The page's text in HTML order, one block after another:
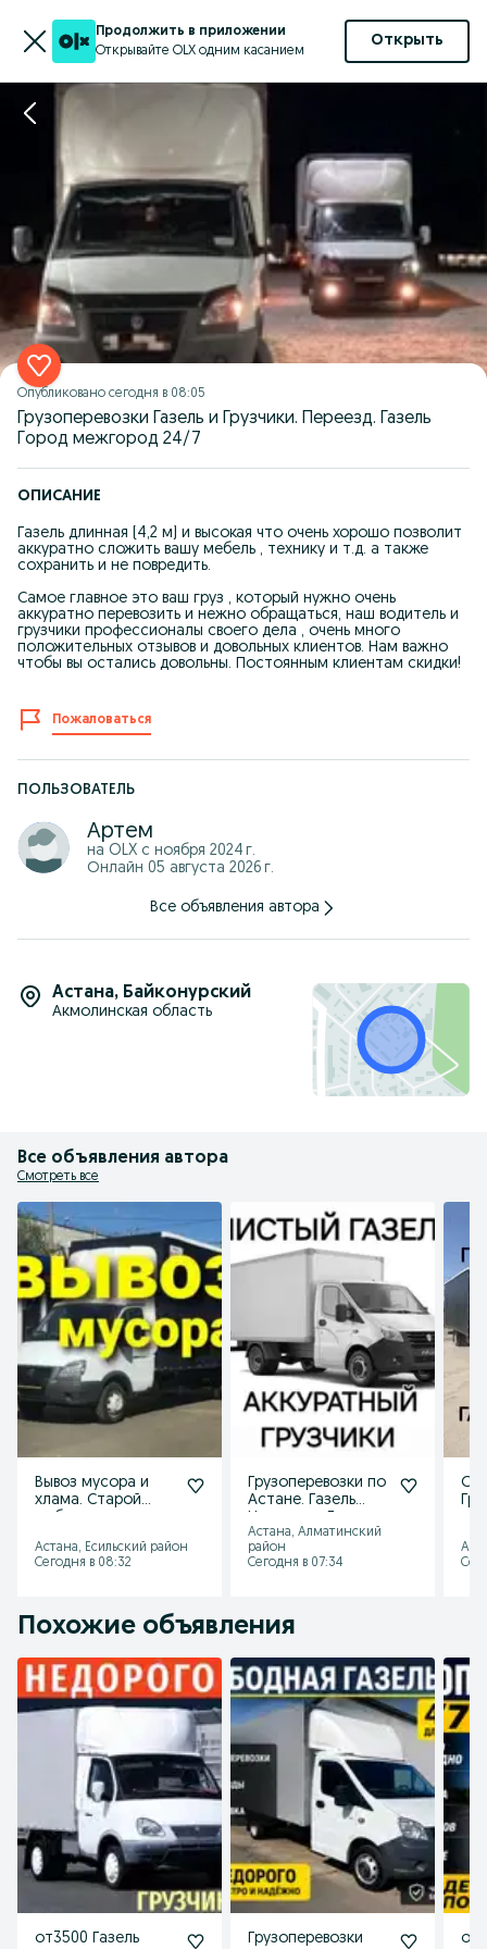
Продолжить в приложении
Открывайте OLX одним касанием
Открыть
Опубликовано сегодня в 08:05
Грузоперевозки Газель и Грузчики. Переезд. Газель
Город межгород 24/7
ОПИСАНИЕ
Газель длинная (4,2 м) и высокая что очень хорошо позволит
аккуратно сложить вашу мебель , технику и т.д. а также
сохранить и не повредить.
Самое главное это ваш груз , который нужно очень
аккуратно перевозить и нежно обращаться, наш водитель и
грузчики профессионалы своего дела , очень много
положительных отзывов и довольных клиентов. Нам важно
чтобы вы остались довольны. Постоянным клиентам скидки!
Пожаловаться
ПОЛЬЗОВАТЕЛЬ
Артем
на OLX с ноября 2024 г.
Онлайн 05 августа 2026 г.
Все объявления автора
Астана, Байконурский
Акмолинская область
Все объявления автора
Смотреть все
Вывоз мусора и
хлама. Старой
недорого
Астана, Есильский район
Сегодня в 08:32
Грузоперевозки по
Астане. Газель
такси. Газель
Грузчик
Астана, Алматинский
район
Сегодня в 07:34
От
Похожие объявления
от3500 Газель
Грузоперевозки